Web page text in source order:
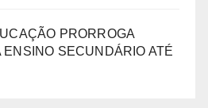
PRORROGA
ENSINO SECUNDÁRIO ATÉ